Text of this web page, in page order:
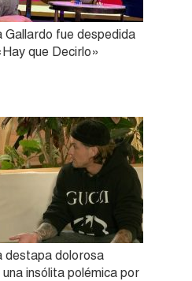
Gallardo fue despedida
que Decirlo»
destapa dolorosa
insólita polémica por